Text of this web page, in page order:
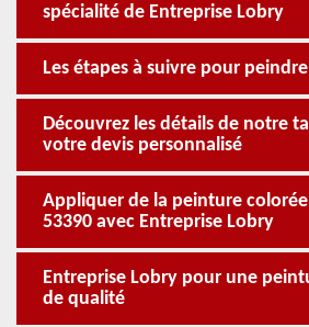
spécialité de Entreprise Lobry
Les étapes à suivre pour
Découvrez les détails de notre
votre devis personnalisé
Appliquer de la peinture
53390 avec Entreprise Lobry
Entreprise Lobry pour une
de qualité